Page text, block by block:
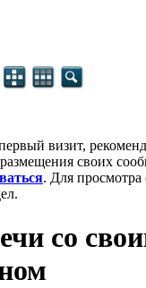
визит,
своих
. Для
со